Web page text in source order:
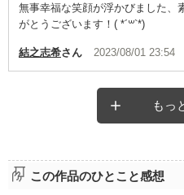
無事幸福な笑顔が浮かびました、
がとうございます！( *´꒳`*)
結之志希さん 2023/08/01 23:54
もっ
この作品のひとこと感想